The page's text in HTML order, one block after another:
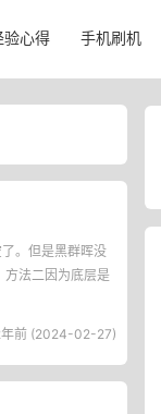
验心得 手机刷机
。但是黑群晖没
方法二因为底层是
前 (2024-02-27)